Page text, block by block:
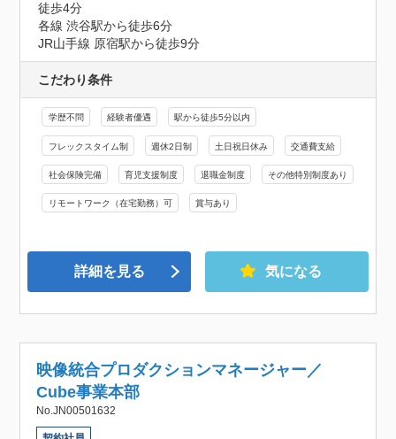
徒歩4分
各線 渋谷駅から徒歩6分
JR山手線 原宿駅から徒歩9分
こだわり条件
学歴不問 経験者優遇 駅から徒歩5分以内
フレックスタイム制 週休2日制 土日祝日休み 交通費支給
社会保険完備 育児支援制度 退職金制度 その他特別制度あり
リモートワーク（在宅勤務）可 賞与あり
詳細を見る 気になる
映像統合プロダクションマネージャー／
Cube事業本部
No.JN00501632